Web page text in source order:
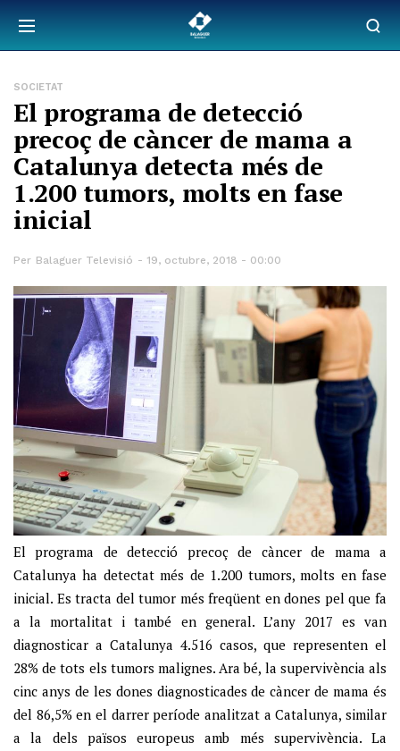
SOCIETAT
El programa de detecció
precoç de càncer de mama a
Catalunya detecta més de
1.200 tumors, molts en fase
inicial
Per Balaguer Televisió 19, octubre, 2018 - 00:00
El programa de detecció precoç de càncer de mama a
Catalunya ha detectat més de 1.200 tumors, molts en fase
inicial. Es tracta del tumor més freqüent en dones pel que fa
a la mortalitat i també en general. L’any 2017 es van
diagnosticar a Catalunya 4.516 casos, que representen el
28% de tots els tumors malignes. Ara bé, la supervivència als
cinc anys de les dones diagnosticades de càncer de mama és
del 86,5% en el darrer període analitzat a Catalunya, similar
a la dels països europeus amb més supervivència. La